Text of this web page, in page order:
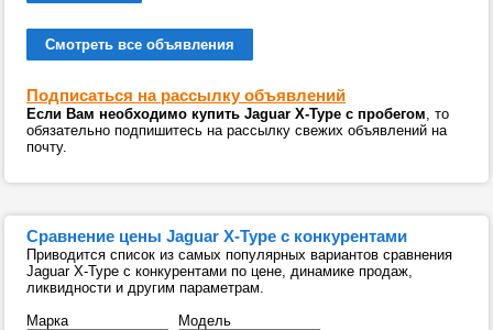
Смотреть все объявления
Подписаться на рассылку объявлений
Если Вам необходимо купить Jaguar X-Type с пробегом, то
обязательно подпишитесь на рассылку свежих объявлений на
почту.
Сравнение цены Jaguar X-Type с конкурентами
Приводится список из самых популярных вариантов сравнения
Jaguar X-Type с конкурентами по цене, динамике продаж,
ликвидности и другим параметрам.
Марка
Модель